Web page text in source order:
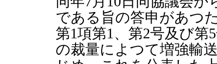
である旨の答申があつ
第1項第1、第2号及び第
の裁量によつて増強輸